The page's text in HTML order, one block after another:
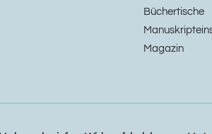
Büchertische
Magazin